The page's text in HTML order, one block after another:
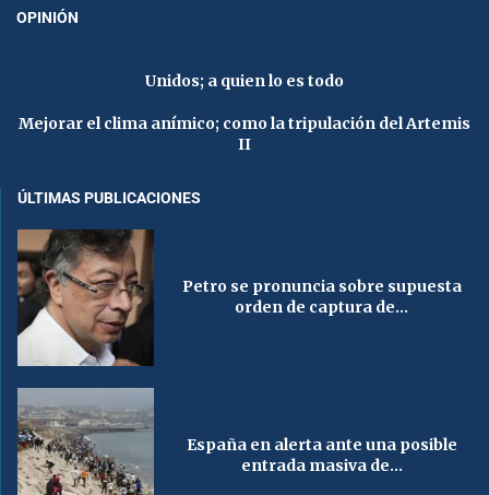
OPINIÓN
Unidos; a quien lo es todo
Mejorar el clima anímico; como la tripulación del Artemis
II
ÚLTIMAS PUBLICACIONES
Petro se pronuncia sobre supuesta
orden de captura de...
España en alerta ante una posible
entrada masiva de...